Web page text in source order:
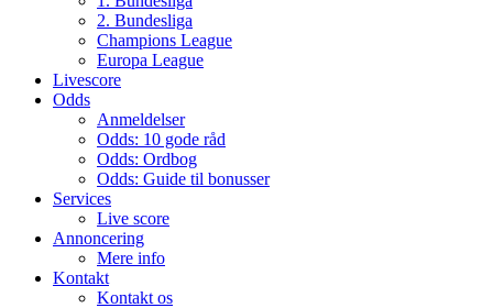
2. Bundesliga
Champions League
Europa League
Livescore
Odds
Anmeldelser
Odds: 10 gode råd
Odds: Ordbog
Odds: Guide til bonusser
Services
Live score
Annoncering
Mere info
Kontakt
Kontakt os